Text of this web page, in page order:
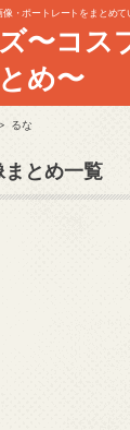
・ポートレートをまとめて
〜コス
とめ〜
るな
まとめ一覧